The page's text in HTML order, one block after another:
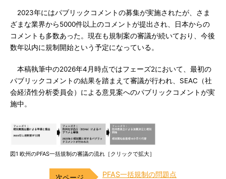
2023年にはパブリックコメントの募集が実施されたが、さま
ざまな業界から5000件以上のコメントが提出され、日本からの
コメントも多数あった。現在も規制案の審議が続いており、今後
数年以内に規制開始という予定になっている。
本稿執筆中の2026年4月時点ではフェーズ2において、最初の
パブリックコメントの結果を踏まえて審議が行われ、SEAC（社
会経済性分析委員会）による意見案へのパブリックコメントが実
施中。
図1 欧州のPFAS一括規制の審議の流れ［クリックで拡大］
PFAS一括規制の問題点